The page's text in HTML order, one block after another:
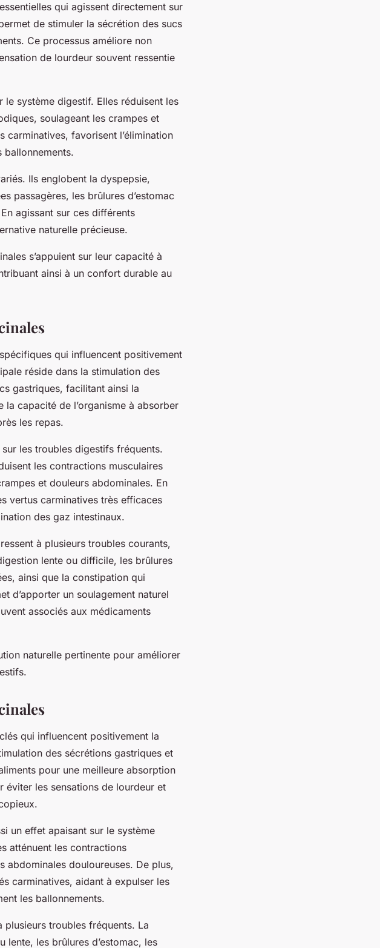
qui agissent directement sur
de stimuler la sécrétion des sucs
Ce processus améliore non
de lourdeur souvent ressentie
le système digestif. Elles réduisent les
soulageant les crampes et
carminatives, favorisent l’élimination
ballonnements.
Ils englobent la dyspepsie,
passagères, les brûlures d’estomac
agissant sur ces différents
naturelle précieuse.
s’appuient sur leur capacité à
ainsi à un confort durable au
qui influencent positivement
réside dans la stimulation des
gastriques, facilitant ainsi la
capacité de l’organisme à absorber
les repas.
les troubles digestifs fréquents.
les contractions musculaires
et douleurs abdominales. En
vertus carminatives très efficaces
des gaz intestinaux.
à plusieurs troubles courants,
lente ou difficile, les brûlures
ainsi que la constipation qui
d’apporter un soulagement naturel
associés aux médicaments
naturelle pertinente pour améliorer
qui influencent positivement la
des sécrétions gastriques et
pour une meilleure absorption
éviter les sensations de lourdeur et
un effet apaisant sur le système
atténuent les contractions
abdominales douloureuses. De plus,
carminatives, aidant à expulser les
les ballonnements.
plusieurs troubles fréquents. La
les brûlures d’estomac, les